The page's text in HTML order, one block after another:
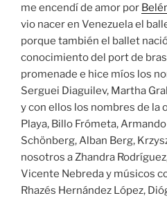
me encendí de amor por
vio nacer en Venezuela el
porque también el ballet
conocimiento del port de
promenade e hice míos los
Serguei Diaguilev, Martha
y con ellos los nombres de la
Playa, Billo Frómeta,
Schönberg, Alban Berg,
nosotros a Zhandra
Vicente Nebreda y músicos
Rhazés Hernández López,